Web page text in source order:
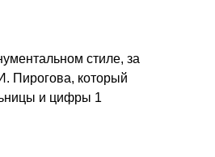
стиле, за
Пирогова, который
и цифры 1